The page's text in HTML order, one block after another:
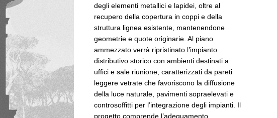
degli elementi metallici e lapidei, oltre al
recupero della copertura in coppi e della
struttura lignea esistente, mantenendone
geometrie e quote originarie. Al piano
ammezzato verrà ripristinato l’impianto
distributivo storico con ambienti destinati a
uffici e sale riunione, caratterizzati da pareti
leggere vetrate che favoriscono la diffusione
della luce naturale, pavimenti sopraelevati e
controsoffitti per l’integrazione degli impianti. Il
progetto comprende l’adeguamento